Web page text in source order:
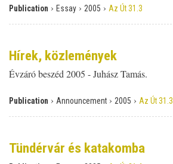
Publication › Essay › 2005 › Az Út 31.3
Hírek, közlemények
Évzáró beszéd 2005 - Juhász Tamás.
Publication › Announcement › 2005 › Az Út 31.3
Tündérvár és katakomba